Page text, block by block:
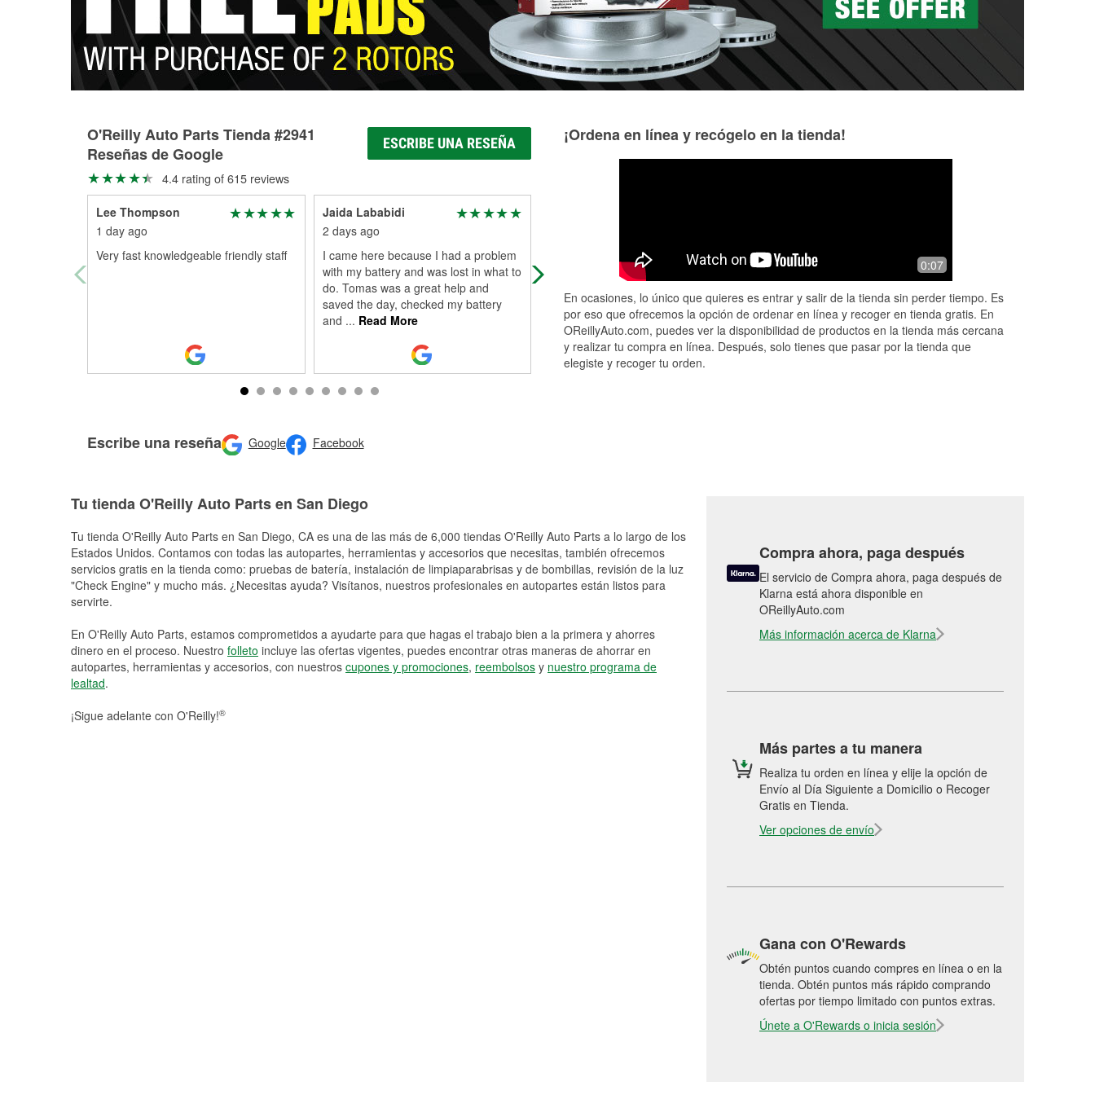
O'Reilly Auto Parts Tienda #2941
Reseñas de Google
ESCRIBE UNA RESEÑA
4.4 rating of 615 reviews
Lee Thompson
1 day ago
Very fast knowledgeable friendly staff
Jaida Lababidi
2 days ago
I came here because I had a problem
with my battery and was lost in what to
do. Tomas was a great help and
saved the day, checked my battery
and ... Read More
Jose tested our battery. It was no
good. He was thorough as we went
battery for us. He was kind and
efficient.
Tomas Thank you for your generosity .
time you come by
Escribe una reseña Google Facebook
¡Ordena en línea y recógelo en la tienda!
0:07
En ocasiones, lo único que quieres es entrar y salir de la tienda sin perder tiempo. Es
por eso que ofrecemos la opción de ordenar en línea y recoger en tienda gratis. En
OReillyAuto.com, puedes ver la disponibilidad de productos en la tienda más cercana
y realizar tu compra en línea. Después, solo tienes que pasar por la tienda que
elegiste y recoger tu orden.
Tu tienda O'Reilly Auto Parts en San Diego
Tu tienda O'Reilly Auto Parts en San Diego, CA es una de las más de 6,000 tiendas O'Reilly Auto Parts a lo largo de los
Estados Unidos. Contamos con todas las autopartes, herramientas y accesorios que necesitas, también ofrecemos
servicios gratis en la tienda como: pruebas de batería, instalación de limpiaparabrisas y de bombillas, revisión de la luz
"Check Engine" y mucho más. ¿Necesitas ayuda? Visítanos, nuestros profesionales en autopartes están listos para
servirte.
En O'Reilly Auto Parts, estamos comprometidos a ayudarte para que hagas el trabajo bien a la primera y ahorres
dinero en el proceso. Nuestro folleto incluye las ofertas vigentes, puedes encontrar otras maneras de ahorrar en
autopartes, herramientas y accesorios, con nuestros cupones y promociones, reembolsos y nuestro programa de
lealtad.
¡Sigue adelante con O'Reilly!®
Compra ahora, paga después
El servicio de Compra ahora, paga después de
Klarna está ahora disponible en
OReillyAuto.com
Más información acerca de Klarna
Más partes a tu manera
Realiza tu orden en línea y elije la opción de
Envío al Día Siguiente a Domicilio o Recoger
Gratis en Tienda.
Ver opciones de envío
Gana con O'Rewards
Obtén puntos cuando compres en línea o en la
tienda. Obtén puntos más rápido comprando
ofertas por tiempo limitado con puntos extras.
Únete a O'Rewards o inicia sesión